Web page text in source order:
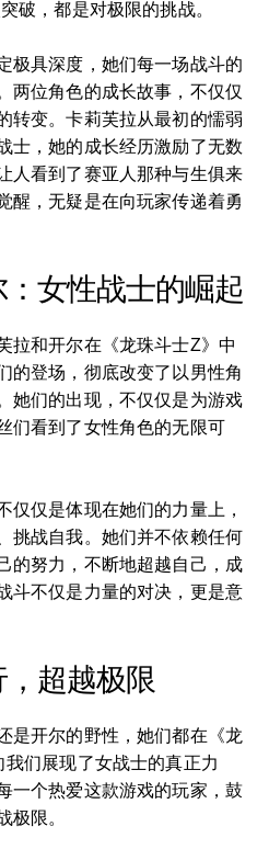
破，都是对极限的挑战。
极具深度，她们每一场战斗的
两位角色的成长故事，不仅仅
转变。卡莉芙拉从最初的懦弱
士，她的成长经历激励了无数
人看到了赛亚人那种与生俱来
醒，无疑是在向玩家传递着勇
女性战士的崛起
拉和开尔在《龙珠斗士Z》中
的登场，彻底改变了以男性角
她们的出现，不仅仅是为游戏
们看到了女性角色的无限可
仅仅是体现在她们的力量上，
挑战自我。她们并不依赖任何
的努力，不断地超越自己，成
斗不仅是力量的对决，更是意
超越极限
是开尔的野性，她们都在《龙
们展现了女战士的真正力
一个热爱这款游戏的玩家，鼓
极限。